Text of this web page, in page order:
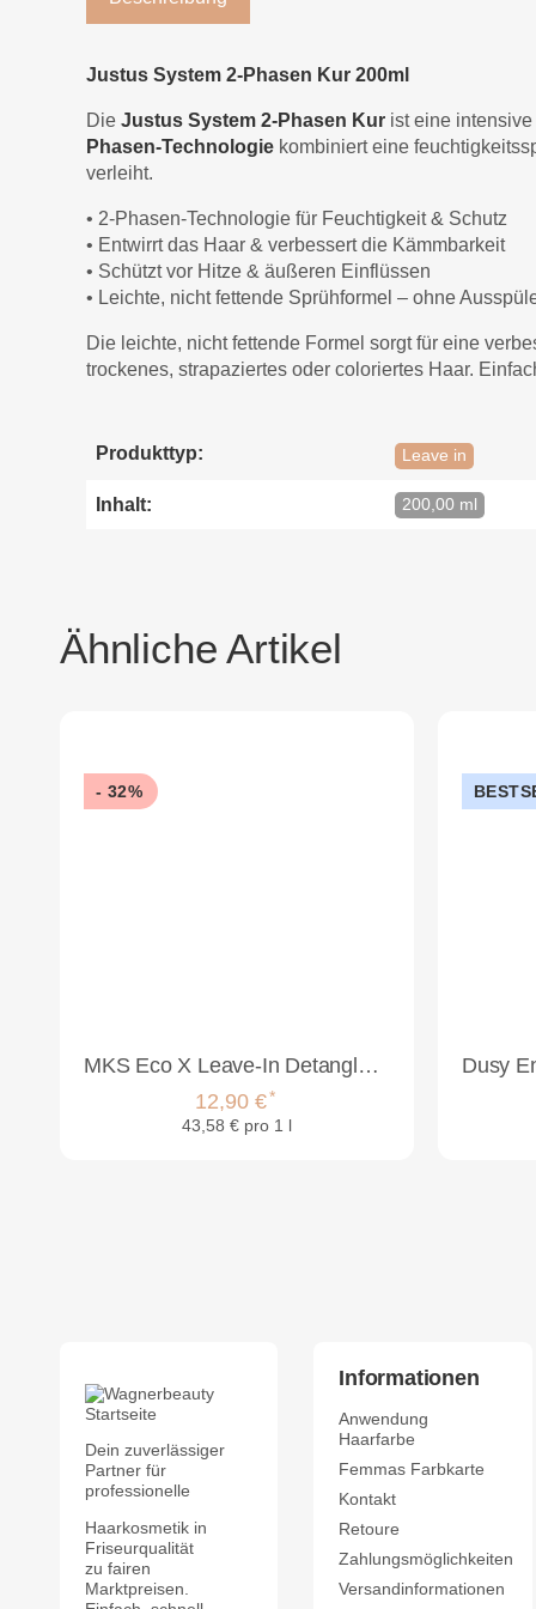
Justus System 2-Phasen Kur 200ml
Die Justus System 2-Phasen Kur ist eine
Phasen-Technologie kombiniert eine
verleiht.
• 2-Phasen-Technologie für Feuchtigkeit & Schutz
• Entwirrt das Haar & verbessert die Kämmbarkeit
• Schützt vor Hitze & äußeren Einflüssen
• Leichte, nicht fettende Sprühformel – ohne
Die leichte, nicht fettende Formel sorgt für eine
trockenes, strapaziertes oder coloriertes Haar.
Produkttyp: Leave in
Inhalt: 200,00 ml
Ähnliche Artikel
- 32%
MKS Eco X Leave-In Detangler High Tide 236ml
12,90 €*
43,58 € pro 1 l
Dein zuverlässiger
Partner für
professionelle
Haarkosmetik in
Friseurqualität
zu fairen
Marktpreisen.
Informationen
Anwendung
Haarfarbe
Femmas Farbkarte
Kontakt
Retoure
Zahlungsmöglichkeiten
Versandinformationen